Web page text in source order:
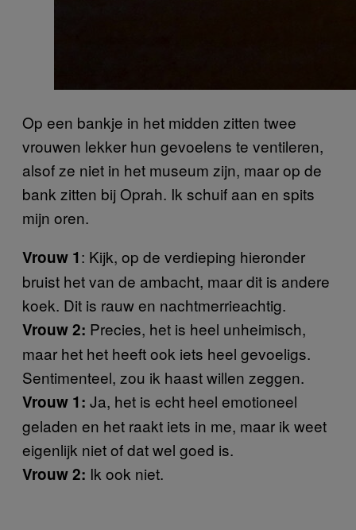
Op een bankje in het midden zitten twee
vrouwen lekker hun gevoelens te ventileren,
alsof ze niet in het museum zijn, maar op de
bank zitten bij Oprah. Ik schuif aan en spits
mijn oren.
Vrouw 1: Kijk, op de verdieping hieronder
bruist het van de ambacht, maar dit is andere
koek. Dit is rauw en nachtmerrieachtig.
Vrouw 2: Precies, het is heel unheimisch,
maar het het heeft ook iets heel gevoeligs.
Sentimenteel, zou ik haast willen zeggen.
Vrouw 1: Ja, het is echt heel emotioneel
geladen en het raakt iets in me, maar ik weet
eigenlijk niet of dat wel goed is.
Vrouw 2: Ik ook niet.